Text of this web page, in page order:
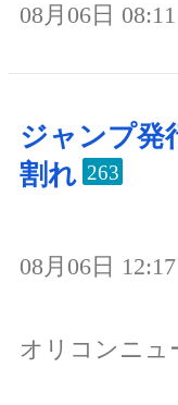
08月06日 08:11
ジャンプ発
割れ 263
08月06日 12:17
オリコンニュ